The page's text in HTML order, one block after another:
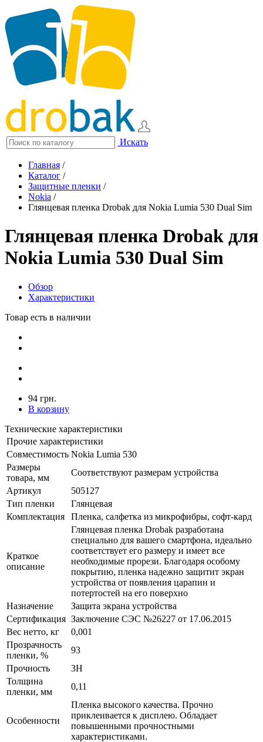
Искать
Главная /
Каталог /
Защитные пленки /
Nokia /
Глянцевая пленка Drobak для Nokia Lumia 530 Dual Sim
Глянцевая пленка Drobak для
Nokia Lumia 530 Dual Sim
Обзор
Характеристики
Товар есть в наличии
94 грн.
В корзину
Технические характеристики
Прочие характеристики
Совместимость Nokia Lumia 530
Размеры
товара, мм
Соответствуют размерам устройства
Артикул
505127
Тип пленки
Глянцевая
Комплектация
Пленка, салфетка из микрофибры, софт-кард
Краткое
описание
Глянцевая пленка Drobak разработана
специально для вашего смартфона, идеально
соответствует его размеру и имеет все
необходимые прорези. Благодаря особому
покрытию, пленка надежно защитит экран
устройства от появления царапин и
потертостей на его поверхно
Назначение
Защита экрана устройства
Сертификация Заключение СЭС №26227 от 17.06.2015
Вес нетто, кг
0,001
Прозрачность
пленки, %
93
Прочность
3H
Толщина
пленки, мм
0,11
Особенности
Пленка высокого качества. Прочно
приклеивается к дисплею. Обладает
повышенными прочностными
характеристиками.